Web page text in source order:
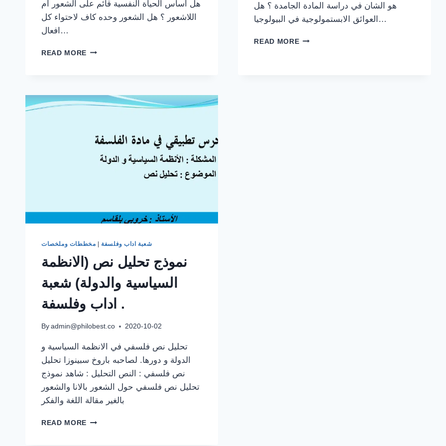
هل أساس الحياة النفسية قائم على الشعور أم
اللاشعور ؟ هل الشعور وحده كاف لاحتواء كل
افعال…
READ MORE مقالة
مع
استقصاء
وملخص
كامل
هو الشان في دراسة المادة الجامدة ؟ هل
العوائق الابستمولوجية في البيولوجيا…
READ MOREمقالة
شعبة اداب وفلسفة | مخططات وملخصات
نموذج تحليل نص (الانظمة
السياسية والدولة) شعبة
اداب وفلسفة .
By admin@philobest.co 2020-10-02
تحليل نص فلسفي في الانظمة السياسية و
الدولة و دورها. لصاحبه باروخ سبينوزا تحليل
نص فلسفي : النص التحليل : شاهد نموذج
تحليل نص فلسفي حول الشعور بالانا والشعور
بالغير مقالة اللغة والفكر
READ MORE نموذج